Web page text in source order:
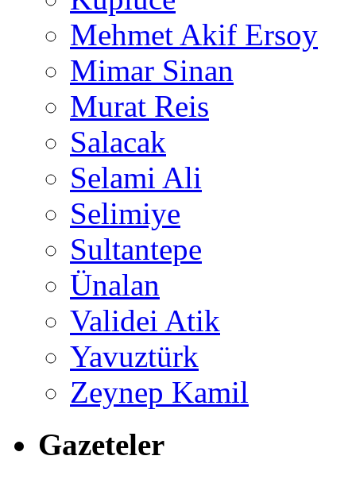
Mehmet Akif Ersoy
Mimar Sinan
Murat Reis
Salacak
Selami Ali
Selimiye
Sultantepe
Ünalan
Validei Atik
Yavuztürk
Zeynep Kamil
Gazeteler